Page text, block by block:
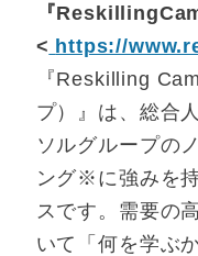
『
< https://
『Reskilling
プ）』は、総合
ソルグループの
ング※に強みを
スです。需要の
いて「何を学ぶ